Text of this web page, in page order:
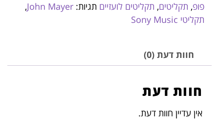
פופ, תקליטים, תקליטים לועזיים תגיות: John Mayer
,
תקליטי Sony Music
חוות דעת (0)
חוות דעת
אין עדיין חוות דעת.